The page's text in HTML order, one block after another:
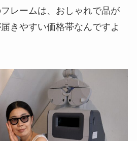
レームは、おしゃれで品が
きやすい価格帯なんですよ